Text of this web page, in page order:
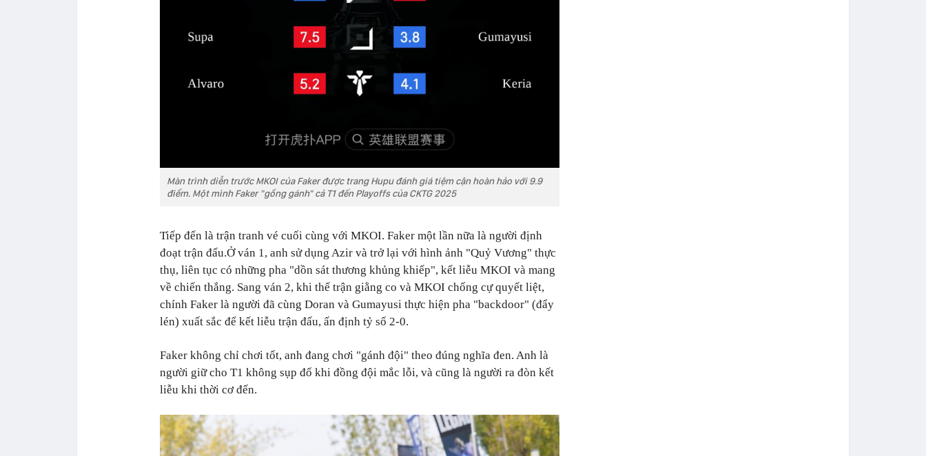
Màn trình diễn trước MKOI của Faker được trang Hupu đánh giá tiệm cận hoàn hảo với 9.9
điểm. Một mình Faker "gồng gánh" cả T1 đến Playoffs của CKTG 2025
Tiếp đến là trận tranh vé cuối cùng với MKOI. Faker một lần nữa là người định
đoạt trận đấu.Ở ván 1, anh sử dụng Azir và trở lại với hình ảnh "Quỷ Vương" thực
thụ, liên tục có những pha "dồn sát thương khủng khiếp", kết liễu MKOI và mang
về chiến thắng. Sang ván 2, khi thế trận giằng co và MKOI chống cự quyết liệt,
chính Faker là người đã cùng Doran và Gumayusi thực hiện pha "backdoor" (đẩy
lén) xuất sắc để kết liễu trận đấu, ấn định tỷ số 2-0.
Faker không chỉ chơi tốt, anh đang chơi "gánh đội" theo đúng nghĩa đen. Anh là
người giữ cho T1 không sụp đổ khi đồng đội mắc lỗi, và cũng là người ra đòn kết
liễu khi thời cơ đến.